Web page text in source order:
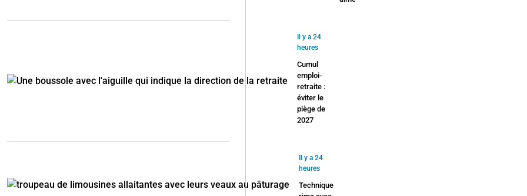
Il y a 24
heures
Cumul
emploi-
retraite :
éviter le
piège de
2027
Il y a 24
heures
Technique